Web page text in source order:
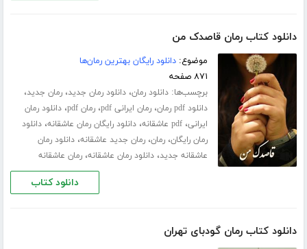
دانلود کتاب رمان قاصدک من
موضوع:دانلود رایگان بهترین رمان‌ها
۸۷۱ صفحه
برچسب‌ها:دانلود رمان،دانلود رمان جدید،رمان جدید،
دانلود pdf رمان ،رمان ایرانی pdf ،رمان pdf ،دانلود رمان
ایرانی،pdf عاشقانه ،دانلود رایگان رمان عاشقانه،دانلود
رمان رایگان،رمان،رمان جدید عاشقانه،دانلود رمان
عاشقانه جدید،دانلود رمان عاشقانه،رمان عاشقانه
دانلود کتاب
دانلود کتاب رمان گودبای تهران